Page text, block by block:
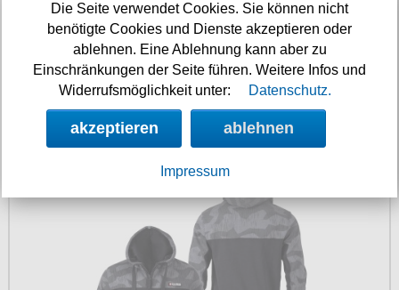
79.90 €
Die Seite verwendet Cookies. Sie können nicht
benötigte Cookies und Dienste akzeptieren oder
ablehnen. Eine Ablehnung kann aber zu
Einschränkungen der Seite führen. Weitere Infos und
Widerrufsmöglichkeit unter:
Datenschutz.
akzeptieren ablehnen
Impressum